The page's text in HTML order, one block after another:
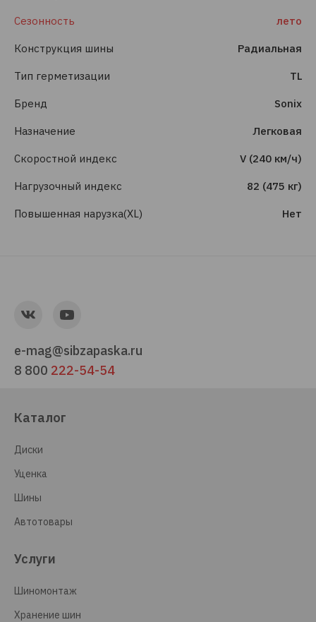
Сезонность лето
Конструкция шины Радиальная
Тип герметизации TL
Бренд Sonix
Назначение Легковая
Скоростной индекс V (240 км/ч)
Нагрузочный индекс 82 (475 кг)
Повышенная нарузка(XL) Нет
e-mag@sibzapaska.ru
8 800 222-54-54
Каталог
Диски
Уценка
Шины
Автотовары
Услуги
Шиномонтаж
Хранение шин